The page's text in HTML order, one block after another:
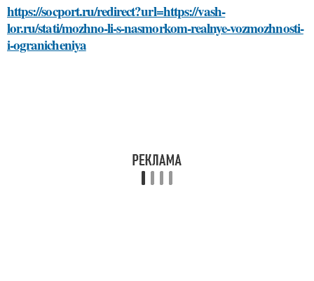
https://socport.ru/redirect?url=https://vash-
lor.ru/stati/mozhno-li-s-nasmorkom-realnye-vozmozhnosti-
i-ogranicheniya